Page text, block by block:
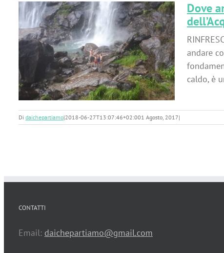
Dove
andare
caldo, è
Di daichepartiamo|2018-06-27T13:07:46+02:001 Agosto, 2017|
CONTATTI
Email: daichepartiamo@gmail.com